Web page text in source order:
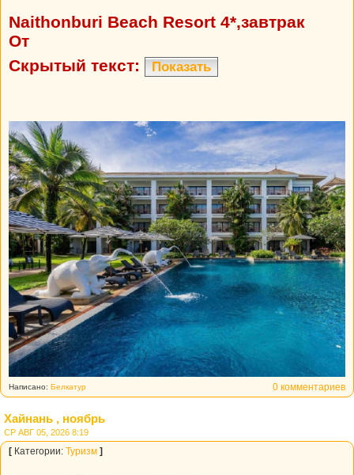
Naithonburi Beach Resort 4*,завтрак
От
Скрытый текст:
Показать
0 комментариев
Написано: Белкатур
Хайнань , ноябрь
СР АВГ 05, 2026 8:19
[ Категории: Туризм ]